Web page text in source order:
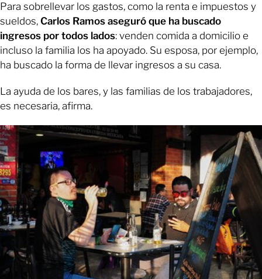
Para sobrellevar los gastos, como la renta e impuestos y
sueldos, Carlos Ramos aseguró que ha buscado
ingresos por todos lados: venden comida a domicilio e
incluso la familia los ha apoyado. Su esposa, por ejemplo,
ha buscado la forma de llevar ingresos a su casa.
La ayuda de los bares, y las familias de los trabajadores,
es necesaria, afirma.